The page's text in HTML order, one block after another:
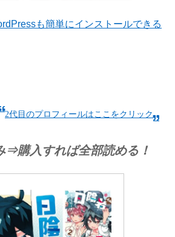
も簡単にインストールできる
2代目のプロフィールはここをクリック
⇒購入すれば全部読める！